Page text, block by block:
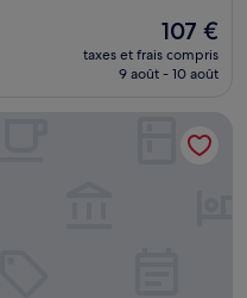
Le
nouveau
prix
107 €
107 €
taxes et frais compris
9 août - 10 août